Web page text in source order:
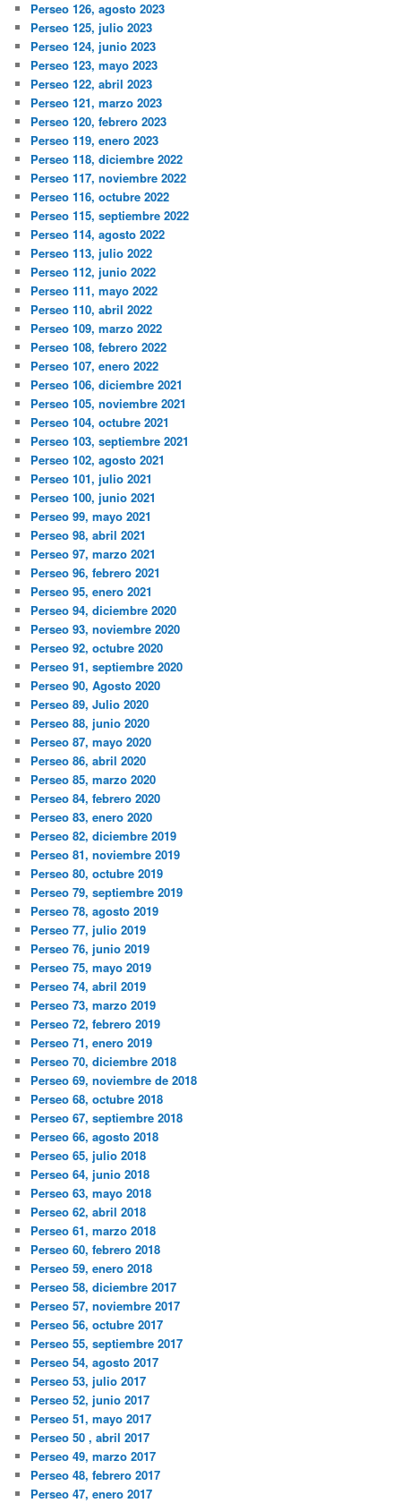
Perseo 126, agosto 2023
Perseo 125, julio 2023
Perseo 124, junio 2023
Perseo 123, mayo 2023
Perseo 122, abril 2023
Perseo 121, marzo 2023
Perseo 120, febrero 2023
Perseo 119, enero 2023
Perseo 118, diciembre 2022
Perseo 117, noviembre 2022
Perseo 116, octubre 2022
Perseo 115, septiembre 2022
Perseo 114, agosto 2022
Perseo 113, julio 2022
Perseo 112, junio 2022
Perseo 111, mayo 2022
Perseo 110, abril 2022
Perseo 109, marzo 2022
Perseo 108, febrero 2022
Perseo 107, enero 2022
Perseo 106, diciembre 2021
Perseo 105, noviembre 2021
Perseo 104, octubre 2021
Perseo 103, septiembre 2021
Perseo 102, agosto 2021
Perseo 101, julio 2021
Perseo 100, junio 2021
Perseo 99, mayo 2021
Perseo 98, abril 2021
Perseo 97, marzo 2021
Perseo 96, febrero 2021
Perseo 95, enero 2021
Perseo 94, diciembre 2020
Perseo 93, noviembre 2020
Perseo 92, octubre 2020
Perseo 91, septiembre 2020
Perseo 90, Agosto 2020
Perseo 89, Julio 2020
Perseo 88, junio 2020
Perseo 87, mayo 2020
Perseo 86, abril 2020
Perseo 85, marzo 2020
Perseo 84, febrero 2020
Perseo 83, enero 2020
Perseo 82, diciembre 2019
Perseo 81, noviembre 2019
Perseo 80, octubre 2019
Perseo 79, septiembre 2019
Perseo 78, agosto 2019
Perseo 77, julio 2019
Perseo 76, junio 2019
Perseo 75, mayo 2019
Perseo 74, abril 2019
Perseo 73, marzo 2019
Perseo 72, febrero 2019
Perseo 71, enero 2019
Perseo 70, diciembre 2018
Perseo 69, noviembre de 2018
Perseo 68, octubre 2018
Perseo 67, septiembre 2018
Perseo 66, agosto 2018
Perseo 65, julio 2018
Perseo 64, junio 2018
Perseo 63, mayo 2018
Perseo 62, abril 2018
Perseo 61, marzo 2018
Perseo 60, febrero 2018
Perseo 59, enero 2018
Perseo 58, diciembre 2017
Perseo 57, noviembre 2017
Perseo 56, octubre 2017
Perseo 55, septiembre 2017
Perseo 54, agosto 2017
Perseo 53, julio 2017
Perseo 52, junio 2017
Perseo 51, mayo 2017
Perseo 50 , abril 2017
Perseo 49, marzo 2017
Perseo 48, febrero 2017
Perseo 47, enero 2017